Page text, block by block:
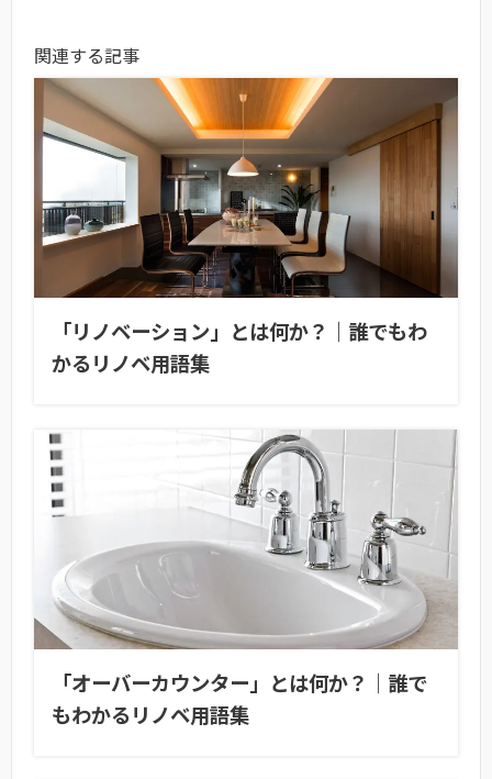
関連する記事
「リノベーション」とは何か？｜誰でもわ
かるリノベ用語集
「オーバーカウンター」とは何か？｜誰で
もわかるリノベ用語集